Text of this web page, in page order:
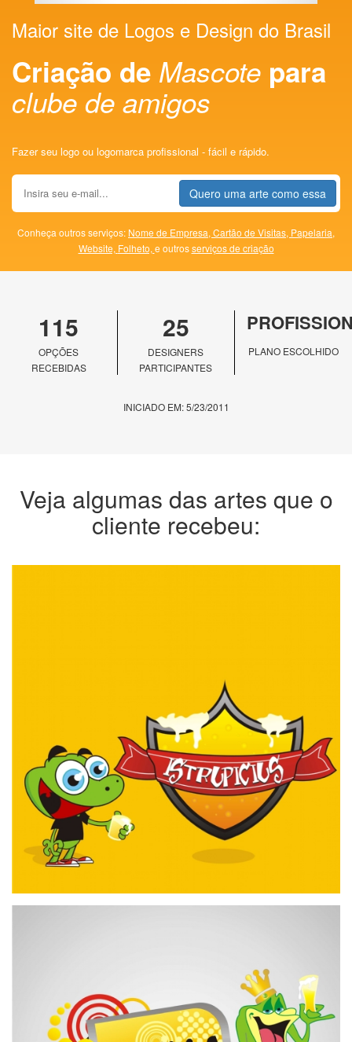
Maior site de Logos e Design do Brasil
Criação de Mascote para
clube de amigos
Fazer seu logo ou logomarca profissional - fácil e rápido.
Quero uma arte como essa
Conheça outros serviços: Nome de Empresa, Cartão de Visitas, Papelaria,
Website, Folheto, e outrosserviços de criação
115
OPÇÕES
RECEBIDAS
25
DESIGNERS
PARTICIPANTES
PLANO ESCOLHIDO
INICIADO EM: 5/23/2011
Veja algumas das artes que o
cliente recebeu: